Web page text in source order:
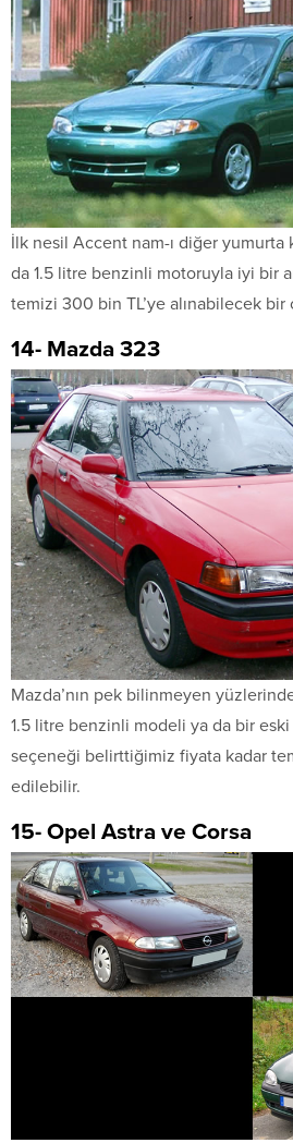
İlk nesil Accent nam-ı diğer yumurta
da 1.5 litre benzinli motoruyla iyi bir
temizi 300 bin TL’ye alınabilecek
14- Mazda 323
Mazda’nın pek bilinmeyen
1.5 litre benzinli modeli ya da bir
seçeneği belirttiğimiz fiyata kadar
edilebilir.
15- Opel Astra ve Corsa